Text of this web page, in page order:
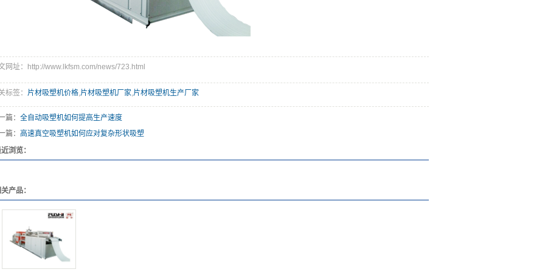
网址：http://www.lkfsm.com/news/723.html
标签： 片材吸塑机价格,片材吸塑机厂家,片材吸塑机生产厂家
篇： 全自动吸塑机如何提高生产速度
篇：
高速真空吸塑机如何应对复杂形状吸塑
浏览：
产品：